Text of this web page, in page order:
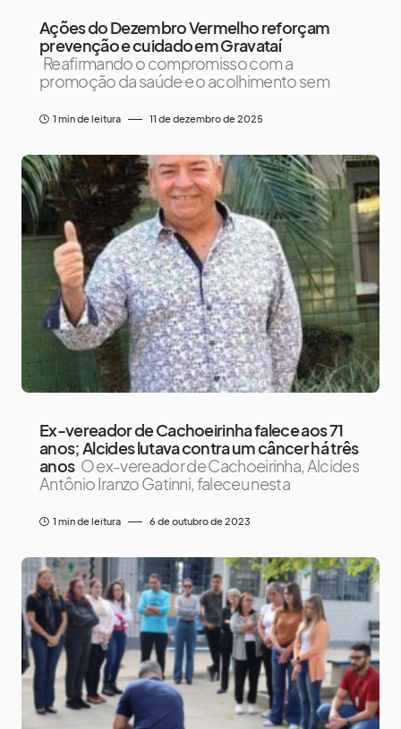
Ações do Dezembro Vermelho reforçam
prevenção e cuidado em Gravataí
Reafirmando o compromisso com a
promoção da saúde e o acolhimento sem
1 min de leitura 11 de dezembro de 2025
Ex-vereador de Cachoeirinha falece aos 71
anos; Alcides lutava contra um câncer há três
anos O ex-vereador de Cachoeirinha, Alcides
Antônio Iranzo Gatinni, faleceu nesta
1 min de leitura 6 de outubro de 2023